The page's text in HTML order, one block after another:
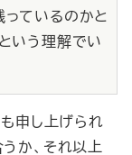
ているのかと
いう理解でい
も申し上げられ
か、それ以上